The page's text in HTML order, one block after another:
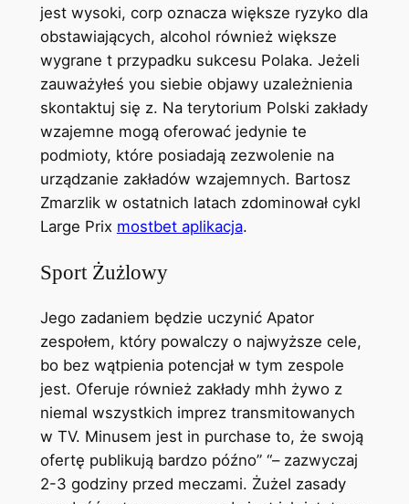
jest wysoki, corp oznacza większe ryzyko dla
obstawiających, alcohol również większe
wygrane t przypadku sukcesu Polaka. Jeżeli
zauważyłeś you siebie objawy uzależnienia
skontaktuj się z. Na terytorium Polski zakłady
wzajemne mogą oferować jedynie te
podmioty, które posiadają zezwolenie na
urządzanie zakładów wzajemnych. Bartosz
Zmarzlik w ostatnich latach zdominował cykl
Large Prix mostbet aplikacja.
Sport Żużlowy
Jego zadaniem będzie uczynić Apator
zespołem, który powalczy o najwyższe cele,
bo bez wątpienia potencjał w tym zespole
jest. Oferuje również zakłady mhh żywo z
niemal wszystkich imprez transmitowanych
w TV. Minusem jest in purchase to, że swoją
ofertę publikują bardzo późno” “– zazwyczaj
2-3 godziny przed meczami. Żużel zasady